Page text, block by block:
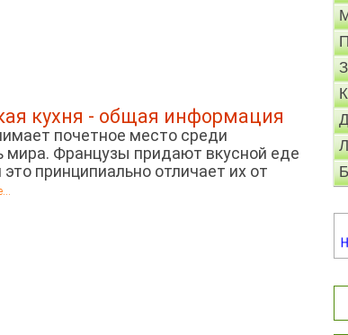
кухня - общая информация
почетное место среди
мира. Французы придают вкусной еде
принципиально отличает их от